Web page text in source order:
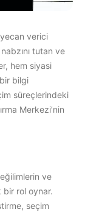
verici
tutan ve
hem siyasi
bilgi
süreçlerindeki
Merkezi’nin
ve
bir rol oynar.
seçim